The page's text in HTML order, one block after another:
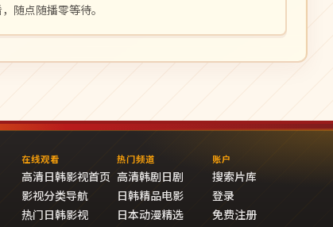
随点随播零等待。
在线观看
高清日韩影视首页
影视分类导航
热门日韩影视
热门频道
高清韩剧日剧
日韩精品电影
日本动漫精选
账户
搜索片库
登录
免费注册